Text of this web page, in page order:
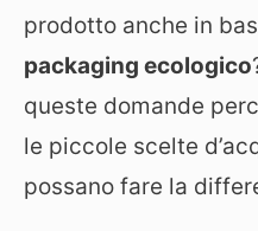
prodotto anche in
packaging ecologico
queste domande
le piccole scelte
possano fare la